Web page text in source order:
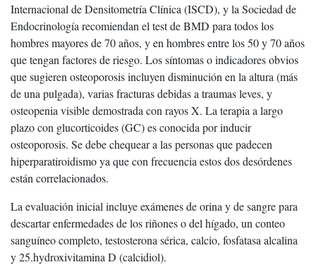
Internacional de Densitometría Clínica (ISCD), y la Sociedad de
Endocrinología recomiendan el test de BMD para todos los
hombres mayores de 70 años, y en hombres entre los 50 y 70 años
que tengan factores de riesgo. Los síntomas o indicadores obvios
que sugieren osteoporosis incluyen disminución en la altura (más
de una pulgada), varias fracturas debidas a traumas leves, y
osteopenia visible demostrada con rayos X. La terapia a largo
plazo con glucorticoides (GC) es conocida por inducir
osteoporosis. Se debe chequear a las personas que padecen
hiperparatiroidismo ya que con frecuencia estos dos desórdenes
están correlacionados.
La evaluación inicial incluye exámenes de orina y de sangre para
descartar enfermedades de los riñones o del hígado, un conteo
sanguíneo completo, testosterona sérica, calcio, fosfatasa alcalina
y 25.hydroxivitamina D (calcidiol).